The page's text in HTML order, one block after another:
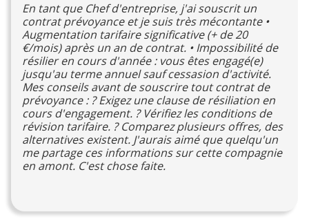
En tant que Chef d'entreprise, j'ai souscrit un
contrat prévoyance et je suis très mécontante •
Augmentation tarifaire significative (+ de 20
€/mois) après un an de contrat. • Impossibilité de
résilier en cours d'année : vous êtes engagé(e)
jusqu'au terme annuel sauf cessasion d'activité.
Mes conseils avant de souscrire tout contrat de
prévoyance : ? Exigez une clause de résiliation en
cours d'engagement. ? Vérifiez les conditions de
révision tarifaire. ? Comparez plusieurs offres, des
alternatives existent. J'aurais aimé que quelqu'un
me partage ces informations sur cette compagnie
en amont. C'est chose faite.